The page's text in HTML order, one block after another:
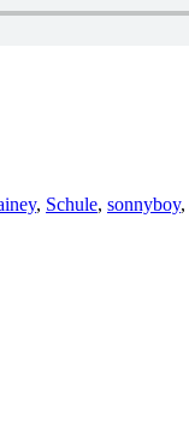
, Schule, sonnyboy,